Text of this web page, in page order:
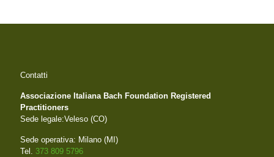
Contatti
Associazione Italiana Bach Foundation Registered
Practitioners
Sede legale:Veleso (CO)
Sede operativa: Milano (MI)
Tel. 373 809 5796